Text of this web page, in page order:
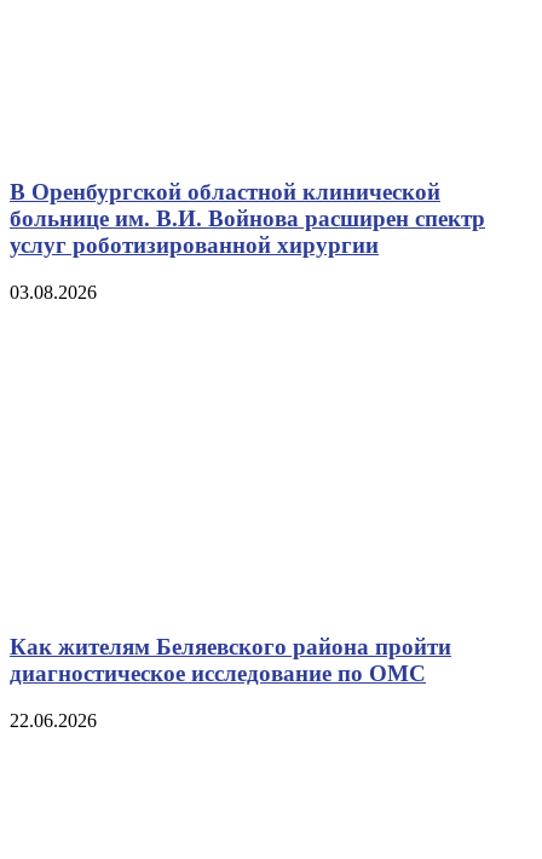
В Оренбургской областной клинической
больнице им. В.И. Войнова расширен спектр
услуг роботизированной хирургии
03.08.2026
Как жителям Беляевского района пройти
диагностическое исследование по ОМС
22.06.2026